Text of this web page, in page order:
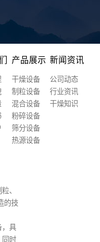
产品展示
干燥设备
制粒设备
混合设备
粉碎设备
筛分设备
热源设备
新闻资讯
公司动态
行业资讯
干燥知识
、
的技
，具
同时